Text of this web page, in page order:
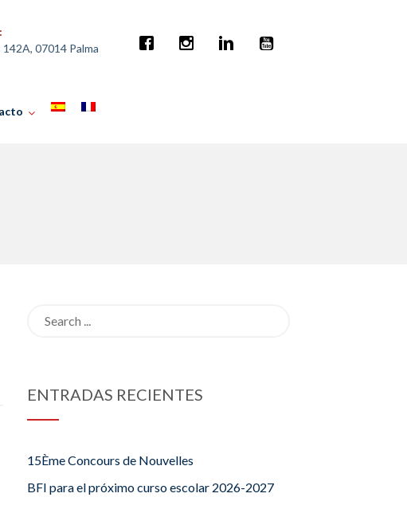
07014 Palma
ENTRADAS RECIENTES
15Ème Concours de Nouvelles
BFI para el próximo curso escolar 2026-2027